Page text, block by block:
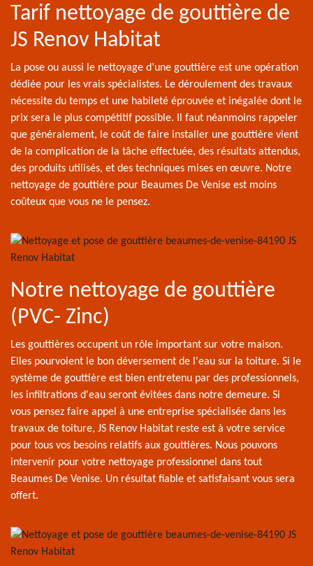
Tarif nettoyage de gouttière de
JS Renov Habitat
La pose ou aussi le nettoyage d’une gouttière est une opération
dédiée pour les vrais spécialistes. Le déroulement des travaux
nécessite du temps et une habileté éprouvée et inégalée dont le
prix sera le plus compétitif possible. Il faut néanmoins rappeler
que généralement, le coût de faire installer une gouttière vient
de la complication de la tâche effectuée, des résultats attendus,
des produits utilisés, et des techniques mises en œuvre. Notre
nettoyage de gouttière pour Beaumes De Venise est moins
coûteux que vous ne le pensez.
Notre nettoyage de gouttière
(PVC- Zinc)
Les gouttières occupent un rôle important sur votre maison.
Elles pourvoient le bon déversement de l'eau sur la toiture. Si le
système de gouttière est bien entretenu par des professionnels,
les infiltrations d'eau seront évitées dans notre demeure. Si
vous pensez faire appel à une entreprise spécialisée dans les
travaux de toiture, JS Renov Habitat reste est à votre service
pour tous vos besoins relatifs aux gouttières. Nous pouvons
intervenir pour votre nettoyage professionnel dans tout
Beaumes De Venise. Un résultat fiable et satisfaisant vous sera
offert.